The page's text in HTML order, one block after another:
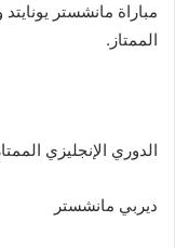
مباراة مانشستر
الممتاز.
الدوري الإنجليزي
ديربي مانشستر